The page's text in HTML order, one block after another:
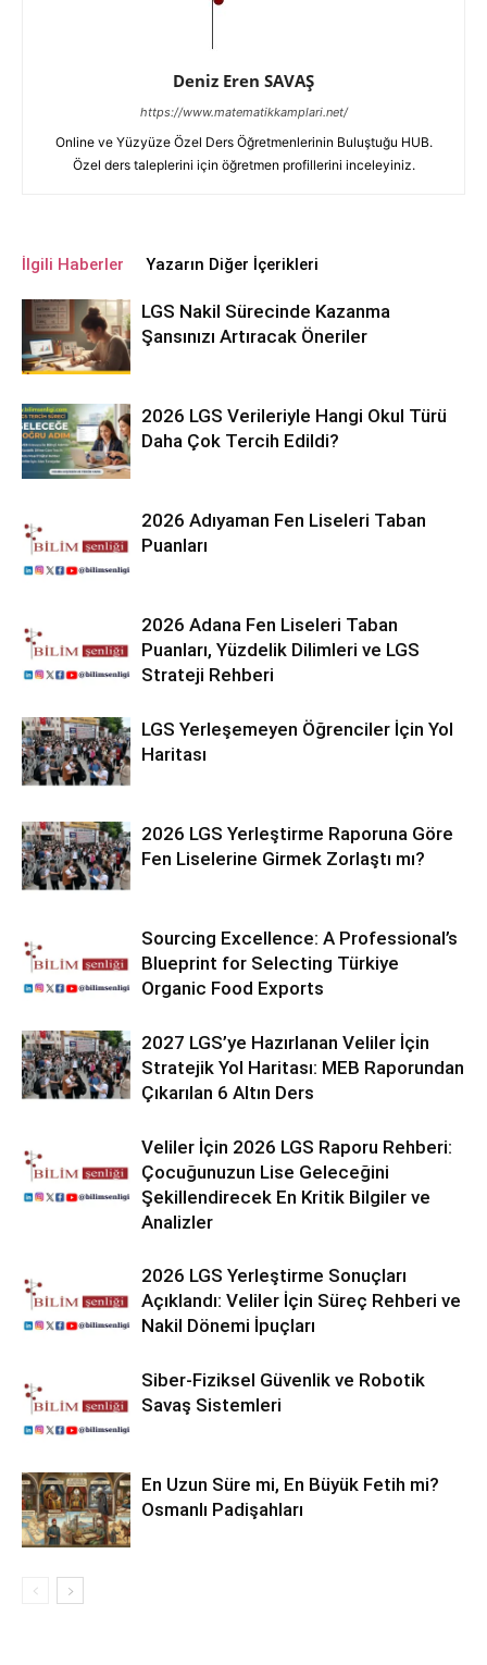
Deniz Eren SAVAŞ
https://www.matematikkamplari.net/
Online ve Yüzyüze Özel Ders Öğretmenlerinin Buluştuğu HUB.
Özel ders taleplerini için öğretmen profillerini inceleyiniz.
İlgili Haberler Yazarın Diğer İçerikleri
LGS Nakil Sürecinde Kazanma
Şansınızı Artıracak Öneriler
2026 LGS Verileriyle Hangi Okul Türü
Daha Çok Tercih Edildi?
2026 Adıyaman Fen Liseleri Taban
Puanları
2026 Adana Fen Liseleri Taban
Puanları, Yüzdelik Dilimleri ve LGS
Strateji Rehberi
LGS Yerleşemeyen Öğrenciler İçin Yol
Haritası
2026 LGS Yerleştirme Raporuna Göre
Fen Liselerine Girmek Zorlaştı mı?
Sourcing Excellence: A Professional’s
Blueprint for Selecting Türkiye
Organic Food Exports
2027 LGS’ye Hazırlanan Veliler İçin
Stratejik Yol Haritası: MEB Raporundan
Çıkarılan 6 Altın Ders
Veliler İçin 2026 LGS Raporu Rehberi:
Çocuğunuzun Lise Geleceğini
Şekillendirecek En Kritik Bilgiler ve
Analizler
2026 LGS Yerleştirme Sonuçları
Açıklandı: Veliler İçin Süreç Rehberi ve
Nakil Dönemi İpuçları
Siber-Fiziksel Güvenlik ve Robotik
Savaş Sistemleri
En Uzun Süre mi, En Büyük Fetih mi?
Osmanlı Padişahları